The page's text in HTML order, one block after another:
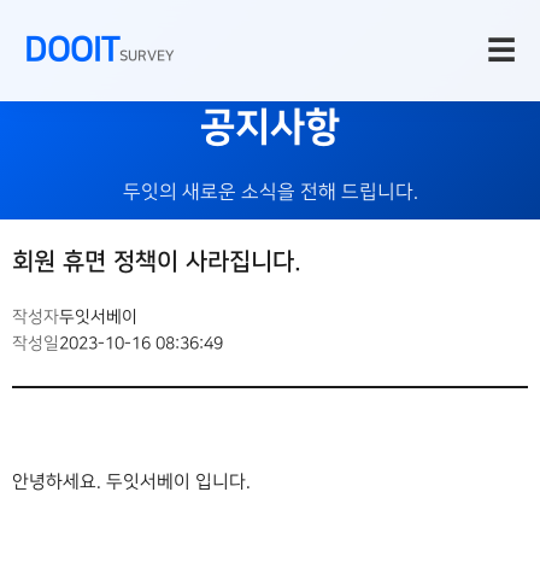
DOOITSURVEY ☰
공지사항
두잇의 새로운 소식을 전해 드립니다.
회원 휴면 정책이 사라집니다.
작성자두잇서베이
작성일2023-10-16 08:36:49
안녕하세요. 두잇서베이 입니다.